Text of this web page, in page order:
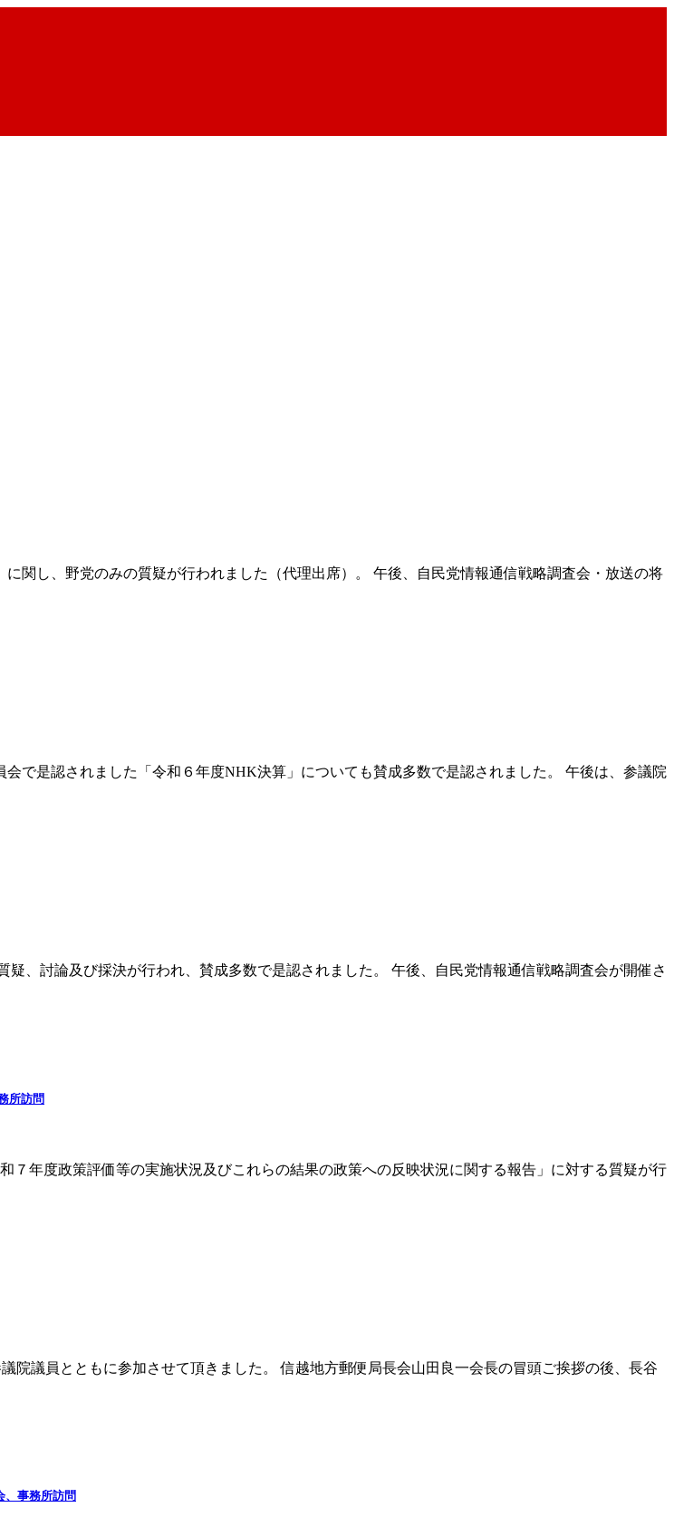
関し、野党のみの質疑が行われました（代理出席）。 午後、自民党情報通信戦略調査会・放送の将
で是認されました「令和６年度NHK決算」についても賛成多数で是認されました。 午後は、参議院
、討論及び採決が行われ、賛成多数で是認されました。 午後、自民党情報通信戦略調査会が開催さ
所訪問
７年度政策評価等の実施状況及びこれらの結果の政策への反映状況に関する報告」に対する質疑が行
院議員とともに参加させて頂きました。 信越地方郵便局長会山田良一会長の冒頭ご挨拶の後、長谷
、事務所訪問